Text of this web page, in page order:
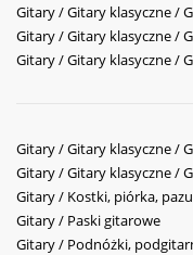
Gitary / Gitary klasyczne /
Gitary / Gitary klasyczne /
Gitary / Gitary klasyczne /
Gitary / Gitary klasyczne /
Gitary / Gitary klasyczne /
Gitary / Kostki, piórka,
Gitary / Paski gitarowe
Gitary / Podnóżki,